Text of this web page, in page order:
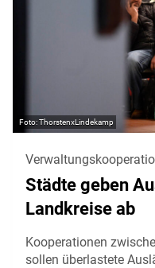
ThorstenxLindekamp
Städte geben
Landkreise ab
Kooperationen
sollen überlastete